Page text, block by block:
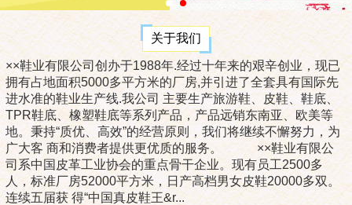
关于我们
××鞋业有限公司创办于1988年.经过十年来的艰辛创业，现已
拥有占地面积5000多平方米的厂房,并引进了全套具有国际先
进水准的鞋业生产线.我公司 主要生产旅游鞋、皮鞋、鞋底、
TPR鞋底、橡塑鞋底等系列产品，产品远销东南亚、欧美等
地。秉持“质优、高效”的经营原则，我们将继续不懈努力，为
广大客 商和消费者提供更优质的服务。 ××鞋业有限公
司系中国皮革工业协会的重点骨干企业。现有员工2500多
人，标准厂房52000平方米，日产高档男女皮鞋20000多双。
连续五届获 得“中国真皮鞋王&r...